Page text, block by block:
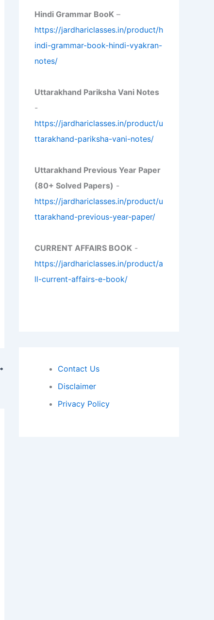
Hindi Grammar BooK –
https://jardhariclasses.in/product/h
indi-grammar-book-hindi-vyakran-
notes/
Uttarakhand Pariksha Vani Notes
-
https://jardhariclasses.in/product/u
ttarakhand-pariksha-vani-notes/
Uttarakhand Previous Year Paper
(80+ Solved Papers) -
https://jardhariclasses.in/product/u
ttarakhand-previous-year-paper/
CURRENT AFFAIRS BOOK -
https://jardhariclasses.in/product/a
ll-current-affairs-e-book/
Contact Us
Disclaimer
Privacy Policy